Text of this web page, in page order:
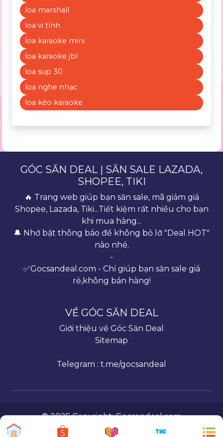
loa marshall
loa vi tính
loa karaoke mini
loa karaoke jbl
loa sup 30
loa nghe nhạc
loa kéo karaoke
GÓC SĂN DEAL | SĂN SALE LAZADA,
SHOPEE, TIKI
🔥 Trang web giúp bạn săn sale, mã giảm giá
Shopee, Lazada, Tiki...Tiết kiệm rất nhiều cho bạn
khi mua hàng...
🔔 Nhớ bật thông báo để không bỏ lỡ "Deal HOT"
nào nhé.
-
✅Gocsandeal.com - Chỉ giúp bạn săn sale giá
rẻ,không bán hàng!
VỀ GÓC SĂN DEAL
Giới thiệu về Góc Săn Deal
Sitemap
Telegram : t.me/gocsandeal
© 2025 Copyright:Gocsandeal.com